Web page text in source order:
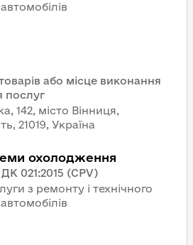
або місце виконання
послуг
142, місто Вінниця,
21019, Україна
охолодження
021:2015 (CPV)
з ремонту і технічного